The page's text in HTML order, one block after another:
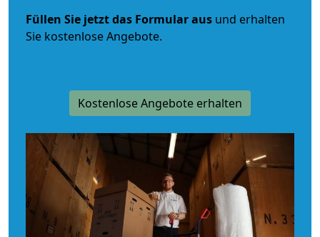
Füllen Sie jetzt das Formular aus und erhalten
Sie kostenlose Angebote.
Kostenlose Angebote erhalten